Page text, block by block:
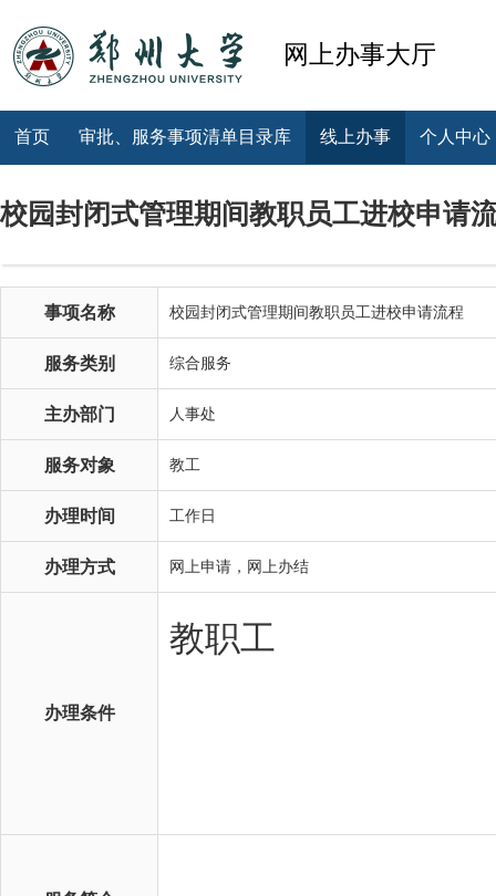
网上办事大厅
首页 审批、服务事项清单目录库 线上办事 个人中心
校园封闭式管理期间教职员工进校申请
事项名称 校园封闭式管理期间教职员工进校申请流程
服务类别 综合服务
主办部门 人事处
服务对象 教工
办理时间 工作日
办理方式 网上申请，网上办结
办理条件